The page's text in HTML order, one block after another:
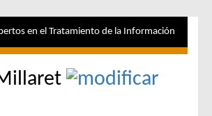
en el Tratamiento de la Información